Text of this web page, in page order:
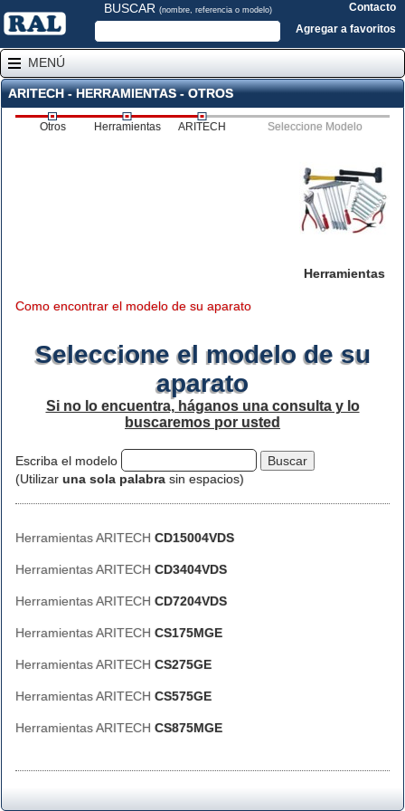
BUSCAR (nombre, referencia o modelo)
Contacto
Agregar a favoritos
MENÚ
ARITECH - HERRAMIENTAS - OTROS
Otros Herramientas ARITECH Seleccione Modelo
Herramientas
Como encontrar el modelo de su aparato
Seleccione el modelo de su
aparato
Si no lo encuentra, háganos una consulta y lo
buscaremos por usted
Escriba el modelo
(Utilizar una sola palabra sin espacios)
Herramientas ARITECH CD15004VDS
Herramientas ARITECH CD3404VDS
Herramientas ARITECH CD7204VDS
Herramientas ARITECH CS175MGE
Herramientas ARITECH CS275GE
Herramientas ARITECH CS575GE
Herramientas ARITECH CS875MGE